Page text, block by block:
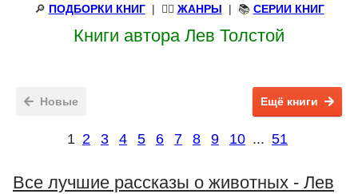
🔎 ПОДБОРКИ КНИГ| 🧝‍♀️ ЖАНРЫ | 📚 СЕРИИ КНИГ
Книги автора Лев Толстой
Новые Ещё книги
1 2 3 4 5 6 7 8 9 10 ... 51
Все лучшие рассказы о животных - Лев